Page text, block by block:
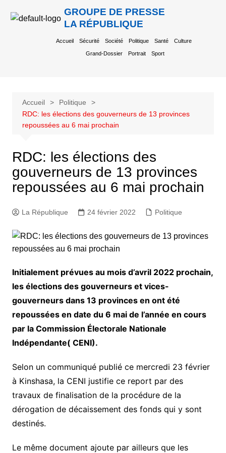
GROUPE DE PRESSE
LA RÉPUBLIQUE
Accueil Sécurité Société Politique Santé Culture
Grand-Dossier Portrait Sport
Accueil
Politique
RDC: les élections des gouverneurs de 13 provinces
repoussées au 6 mai prochain
RDC: les élections des
gouverneurs de 13 provinces
repoussées au 6 mai prochain
La République 24 février 2022 Politique
Initialement prévues au mois d’avril 2022 prochain,
les élections des gouverneurs et vices-
gouverneurs dans 13 provinces en ont été
repoussées en date du 6 mai de l’année en cours
par la Commission Électorale Nationale
Indépendante( CENI).
Selon un communiqué publié ce mercredi 23 février
à Kinshasa, la CENI justifie ce report par des
travaux de finalisation de la procédure de la
dérogation de décaissement des fonds qui y sont
destinés.
Le même document ajoute par ailleurs que les